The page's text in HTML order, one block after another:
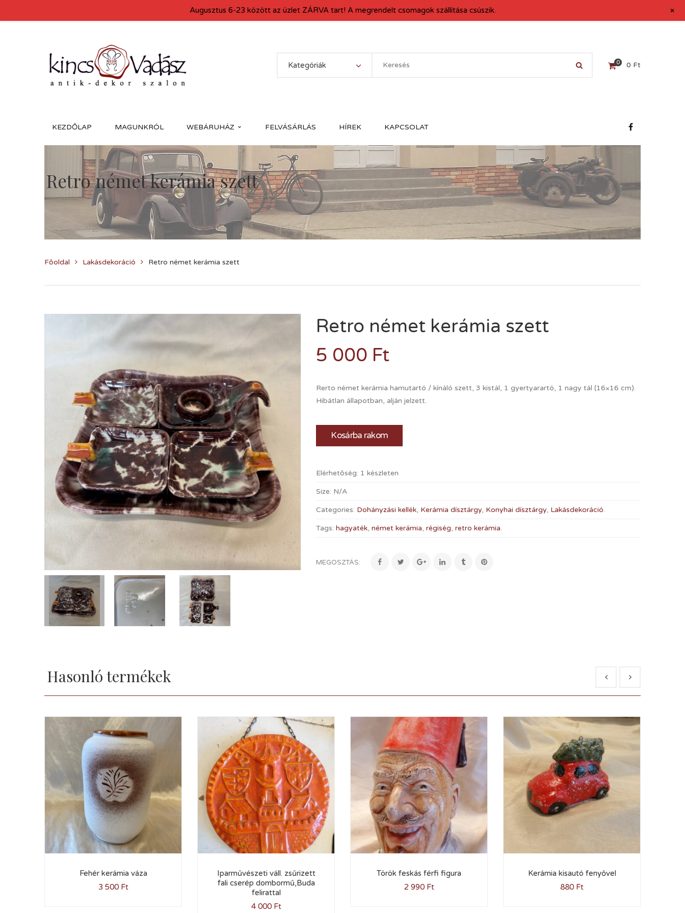
Kategóriák 0 0 Ft
KEZDŐLAP MAGUNKRÓL WEBÁRUHÁZ FELVÁSÁRLÁS HÍREK KAPCSOLAT
Retro német kerámia szett
Főoldal Lakásdekoráció Retro német kerámia szett
Retro német kerámia szett
5 000 Ft
Rerto német kerámia hamutartó / kínáló szett, 3 kistál, 1 gyertyarartó, 1 nagy tál (16×16 cm).
Hibátlan állapotban, alján jelzett.
Kosárba rakom
Elérhetőség: 1 készleten
Size: N/A
Categories: Dohányzási kellék, Kerámia dísztárgy, Konyhai dísztárgy, Lakásdekoráció.
Tags: hagyaték,német kerámia,régiség,retro kerámia.
MEGOSZTÁS:
Hasonló termékek
Fehér kerámia váza
3 500 Ft
Iparművészeti váll. zsűrizett
fali cserép dombormű,Buda
felirattal
4 000 Ft
Török feskás férfi figura
2 990 Ft
Kerámia kisautó fenyővel
880 Ft
Augusztus 6-23 között az üzlet ZÁRVA tart! A megrendelt csomagok szállítása csúszik. +